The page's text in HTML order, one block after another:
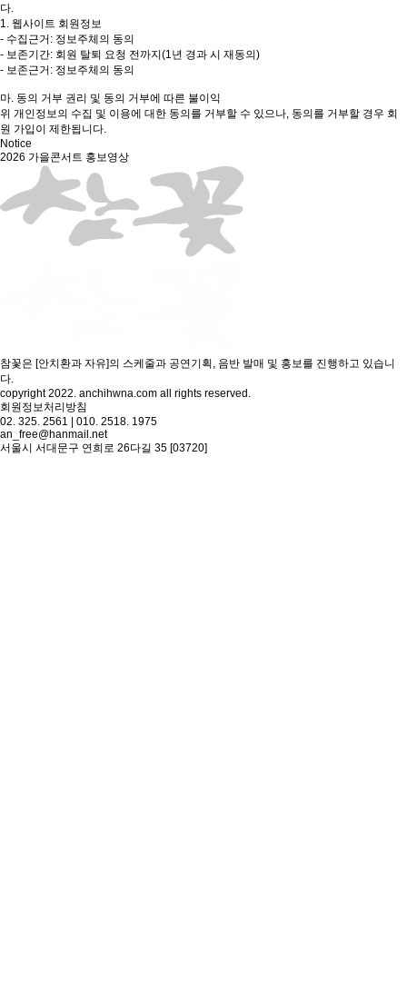
다.
1. 웹사이트 회원정보
- 수집근거: 정보주체의 동의
- 보존기간: 회원 탈퇴 요청 전까지(1년 경과 시 재동의)
- 보존근거: 정보주체의 동의
마. 동의 거부 권리 및 동의 거부에 따른 불이익
위 개인정보의 수집 및 이용에 대한 동의를 거부할 수 있으나, 동의를 거부할 경우 회
원 가입이 제한됩니다.
Notice
2026 가을콘서트 홍보영상
참꽃은 [안치환과 자유]의 스케줄과 공연기획, 음반 발매 및 홍보를 진행하고 있습니
다.
copyright 2022. anchihwna.com all rights reserved.
회원정보처리방침
02. 325. 2561 | 010. 2518. 1975
an_free@hanmail.net
서울시 서대문구 연희로 26다길 35 [03720]